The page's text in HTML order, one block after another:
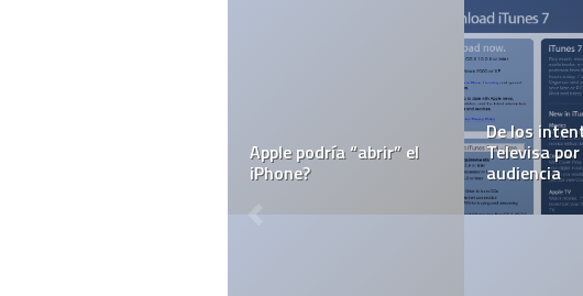
Apple patenta el “Dock”
Confirmado: Apple Store
en el Tec de Monterrey